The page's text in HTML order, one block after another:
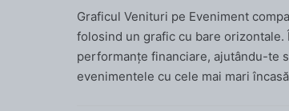
Graficul Venituri pe Eveniment
folosind un grafic cu bare
performanțe financiare, ajutându-te
evenimentele cu cele mai mari